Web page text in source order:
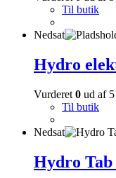
Til butik
Nedsat
Hydro
Vurderet 0 ud af 5
Til butik
Nedsat
Hydro